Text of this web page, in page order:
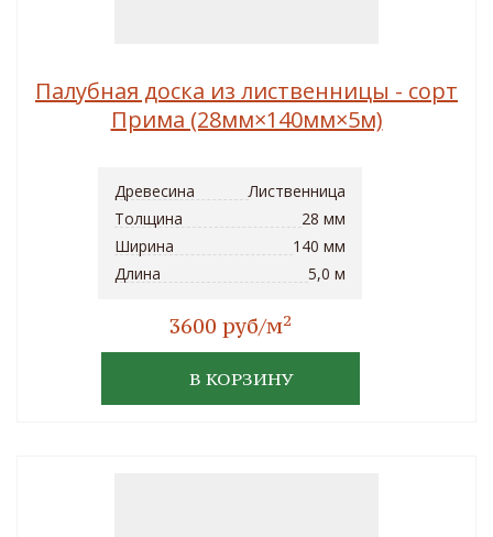
Палубная доска из лиственницы - сорт
Прима (28мм×140мм×5м)
Древесина
Лиственница
Толщина
28 мм
Ширина
140 мм
Длина
5,0 м
3600 руб/м2
В КОРЗИНУ